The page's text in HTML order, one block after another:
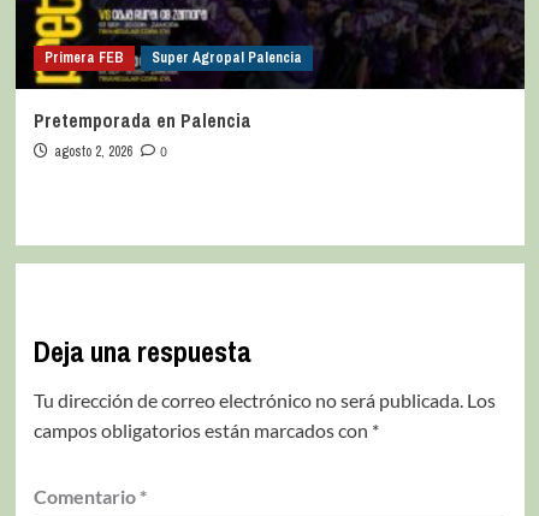
Primera FEB Super Agropal Palencia
Pretemporada en Palencia
agosto 2, 2026 0
Deja una respuesta
Tu dirección de correo electrónico no será publicada. Los
campos obligatorios están marcados con *
Comentario *